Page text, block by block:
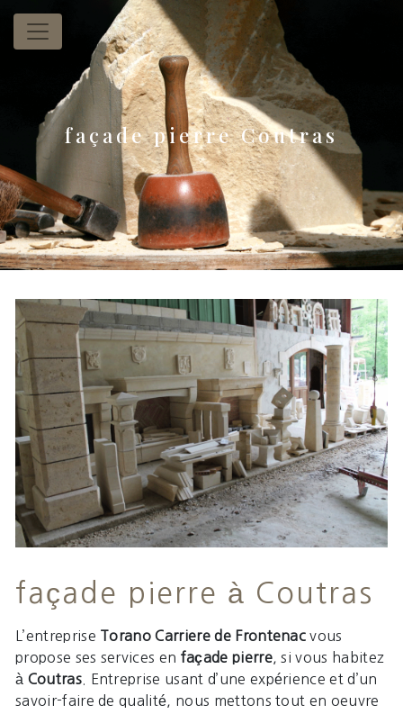
Panneau de gestion des cookies
façade pierre Coutras
façade pierre à Coutras
L’entreprise Torano Carriere de Frontenac vous
propose ses services en façade pierre, si vous habitez
à Coutras. Entreprise usant d’une expérience et d’un
savoir-faire de qualité, nous mettons tout en oeuvre